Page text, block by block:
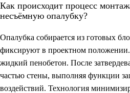
Как происходит процесс
несъёмную опалубку?
Опалубка собирается из готовых
фиксируют в проектном положении.
жидкий пенобетон. После
частью стены, выполняя функции
воздействий. Технология